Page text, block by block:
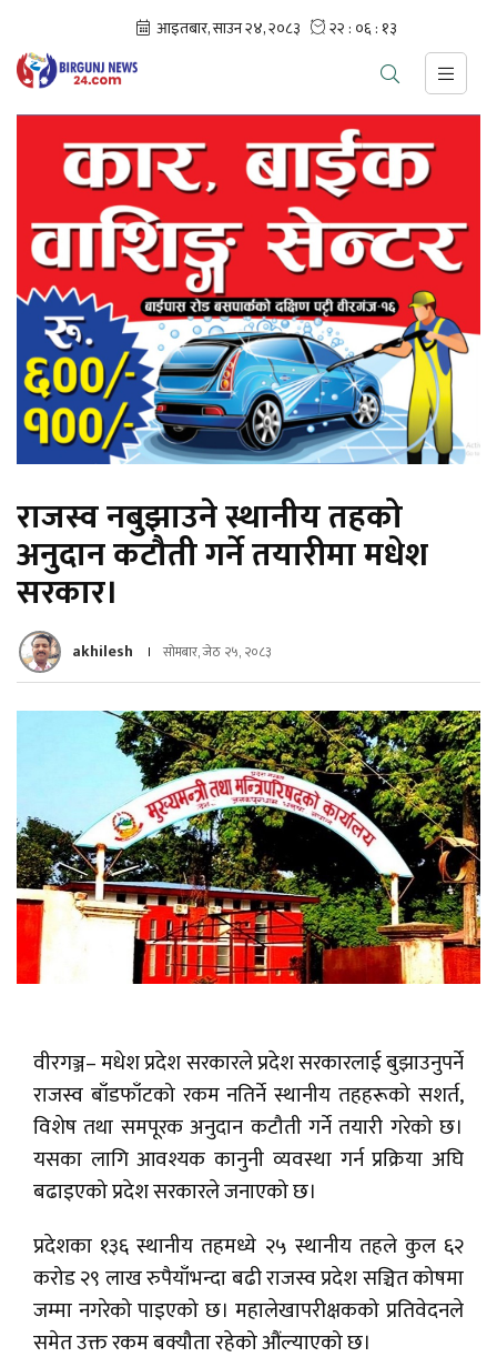
राजस्व नबुझाउने स्थानीय तहको
अनुदान कटौती गर्ने तयारीमा मधेश
सरकार।
akhilesh सोमबार, जेठ २५, २०८३
वीरगञ्ज– मधेश प्रदेश सरकारले प्रदेश सरकारलाई बुझाउनुपर्ने
राजस्व बाँडफाँटको रकम नतिर्ने स्थानीय तहहरूको सशर्त,
विशेष तथा समपूरक अनुदान कटौती गर्ने तयारी गरेको छ।
यसका लागि आवश्यक कानुनी व्यवस्था गर्न प्रक्रिया अघि
बढाइएको प्रदेश सरकारले जनाएको छ।
प्रदेशका १३६ स्थानीय तहमध्ये २५ स्थानीय तहले कुल ६२
करोड २९ लाख रुपैयाँभन्दा बढी राजस्व प्रदेश सञ्चित कोषमा
जम्मा नगरेको पाइएको छ। महालेखापरीक्षकको प्रतिवेदनले
समेत उक्त रकम बक्यौता रहेको औंल्याएको छ।